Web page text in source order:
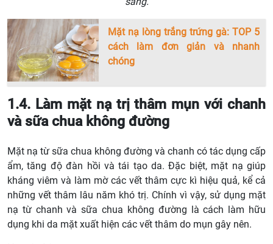
Mặt nạ lòng trắng trứng gà: TOP 5
cách làm đơn giản và nhanh
chóng
1.4. Làm mặt nạ trị thâm mụn với chanh
và sữa chua không đường
Mặt nạ từ sữa chua không đường và chanh có tác dụng cấp
ẩm, tăng độ đàn hồi và tái tạo da. Đặc biệt, mặt nạ giúp
kháng viêm và làm mờ các vết thâm cực kì hiệu quả, kể cả
những vết thâm lâu năm khó trị. Chính vì vậy, sử dụng mặt
nạ từ chanh và sữa chua không đường là cách làm hữu
dụng khi da mặt xuất hiện các vết thâm do mụn gây nên.